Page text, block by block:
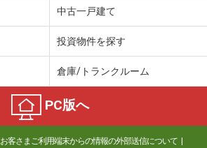
中古一戸建て
投資物件を探す
倉庫/トランクルーム
PC版へ
お客さまご利用端末からの情報の外部送信について